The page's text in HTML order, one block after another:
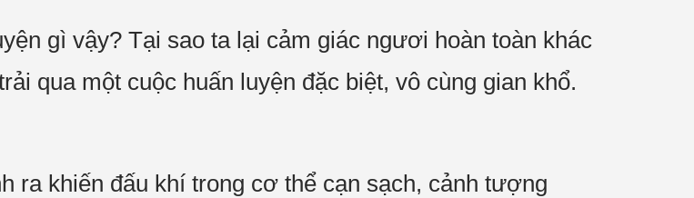
gì vậy? Tại sao ta lại cảm giác ngươi hoàn toàn khác
qua một cuộc huấn luyện đặc biệt, vô cùng gian khổ.
ra khiến đấu khí trong cơ thể cạn sạch, cảnh tượng